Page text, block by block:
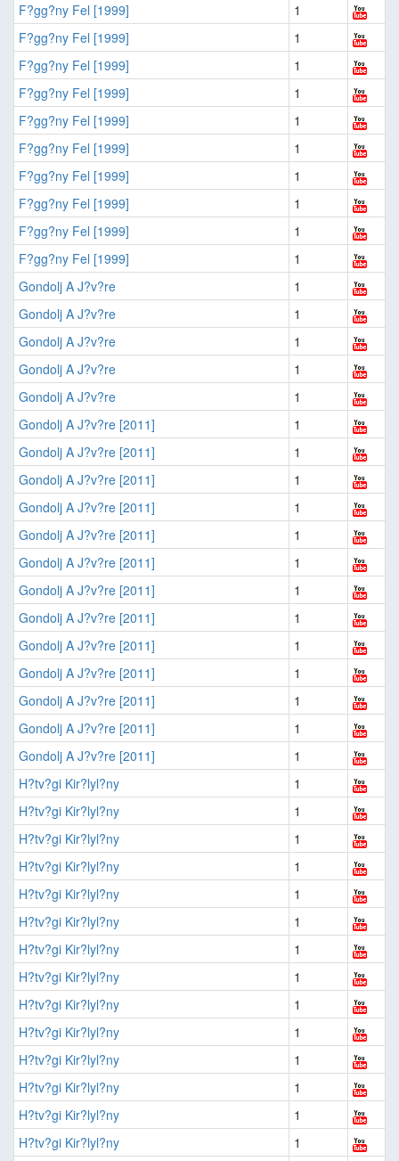
F?gg?ny Fel [1999]
1
F?gg?ny Fel [1999]
1
F?gg?ny Fel [1999]
1
F?gg?ny Fel [1999]
1
F?gg?ny Fel [1999]
1
F?gg?ny Fel [1999]
1
F?gg?ny Fel [1999]
1
F?gg?ny Fel [1999]
1
F?gg?ny Fel [1999]
1
F?gg?ny Fel [1999]
1
Gondolj A J?v?re
1
Gondolj A J?v?re
1
Gondolj A J?v?re
1
Gondolj A J?v?re
1
Gondolj A J?v?re
1
Gondolj A J?v?re [2011]
1
Gondolj A J?v?re [2011]
1
Gondolj A J?v?re [2011]
1
Gondolj A J?v?re [2011]
1
Gondolj A J?v?re [2011]
1
Gondolj A J?v?re [2011]
1
Gondolj A J?v?re [2011]
1
Gondolj A J?v?re [2011]
1
Gondolj A J?v?re [2011]
1
Gondolj A J?v?re [2011]
1
Gondolj A J?v?re [2011]
1
Gondolj A J?v?re [2011]
1
Gondolj A J?v?re [2011]
1
H?tv?gi Kir?lyl?ny
1
H?tv?gi Kir?lyl?ny
1
H?tv?gi Kir?lyl?ny
1
H?tv?gi Kir?lyl?ny
1
H?tv?gi Kir?lyl?ny
1
H?tv?gi Kir?lyl?ny
1
H?tv?gi Kir?lyl?ny
1
H?tv?gi Kir?lyl?ny
1
H?tv?gi Kir?lyl?ny
1
H?tv?gi Kir?lyl?ny
1
H?tv?gi Kir?lyl?ny
1
H?tv?gi Kir?lyl?ny
1
H?tv?gi Kir?lyl?ny
1
H?tv?gi Kir?lyl?ny
1